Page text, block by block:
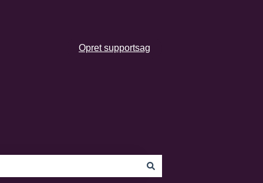
Opret supportsag